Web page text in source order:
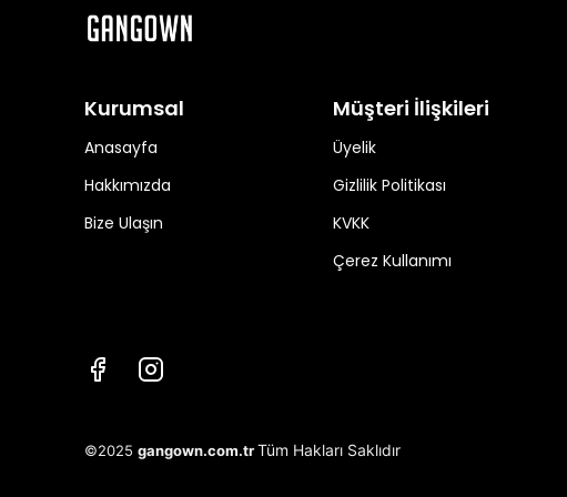
Kurumsal
Anasayfa
Hakkımızda
Bize Ulaşın
Müşteri İlişkileri
Üyelik
Gizlilik Politikası
KVKK
Çerez Kullanımı
©2025 gangown.com.trTüm Hakları Saklıdır